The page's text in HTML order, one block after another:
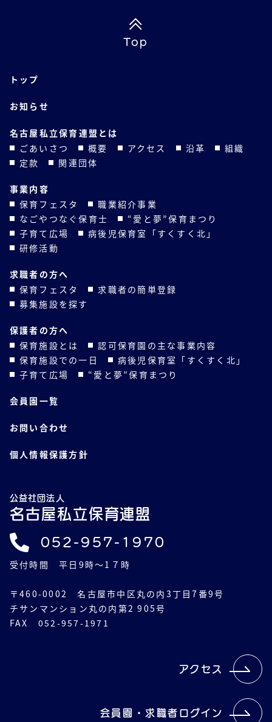
Top
トップ
お知らせ
名古屋私立保育連盟とは
ごあいさつ
概要 アクセス 沿革
組織
定款
関連団体
事業内容
保育フェスタ
職業紹介事業
なごやつなぐ保育士
“愛と夢”保育まつり
子育て広場
病後児保育室「すくすく北」
研修活動
求職者の方へ
保育フェスタ
求職者の簡単登録
募集施設を探す
保護者の方へ
保育施設とは
認可保育園の主な事業内容
保育施設での一日
病後児保育室「すくすく北」
子育て広場
“愛と夢”保育まつり
会員園一覧
お問い合わせ
個人情報保護方針
公益社団法人
名古屋私立保育連盟
052-957-1970
受付時間 平日9時～1７時
〒460-0002 名古屋市中区丸の内3丁目7番9号
チサンマンション丸の内第2 905号
FAX 052-957-1971
アクセス
会員園・求職者ログイン